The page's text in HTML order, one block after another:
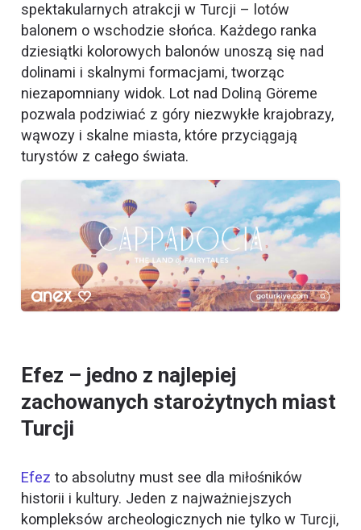
spektakularnych atrakcji w Turcji – lotów
balonem o wschodzie słońca. Każdego ranka
dziesiątki kolorowych balonów unoszą się nad
dolinami i skalnymi formacjami, tworząc
niezapomniany widok. Lot nad Doliną Göreme
pozwala podziwiać z góry niezwykłe krajobrazy,
wąwozy i skalne miasta, które przyciągają
turystów z całego świata.
Efez – jedno z najlepiej
zachowanych starożytnych miast
Turcji
Efez to absolutny must see dla miłośników
historii i kultury. Jeden z najważniejszych
kompleksów archeologicznych nie tylko w Turcji,